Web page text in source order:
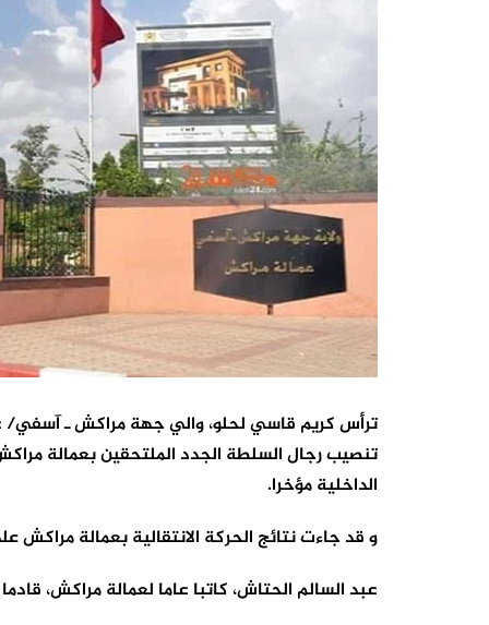
تنصيب رجال السلطة الجدد الملتحقين بعمالة
الداخلية مؤخرا.
و قد جاءت نتائج الحركة الانتقالية بعمالة مراكش
عبد السالم الحتاش، كاتبا عاما لعمالة مراكش،